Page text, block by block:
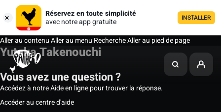
Réservez en toute simplicité
avec notre app gratuite
INSTALLER
Aller au contenuAller au menu RechercheAller au pied de page
Yutaka Takenouchi
Vous avez une question ?
Accédez à notre Aide en ligne pour trouver la réponse.
Accéder au centre d'aide